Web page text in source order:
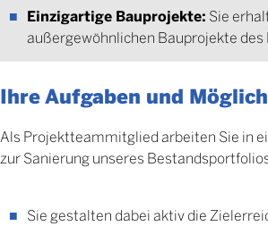
Einzigartige Bauprojekte: Sie
außergewöhnlichen Bauprojekte des
Ihre Aufgaben und
Als Projektteammitglied arbeiten Sie in
zur Sanierung unseres
Sie gestalten dabei aktiv die